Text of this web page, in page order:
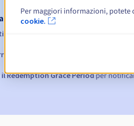
della scadenza per notificare la
Redemption Grace Periodper
Per maggiori informazioni, potete
cookie.